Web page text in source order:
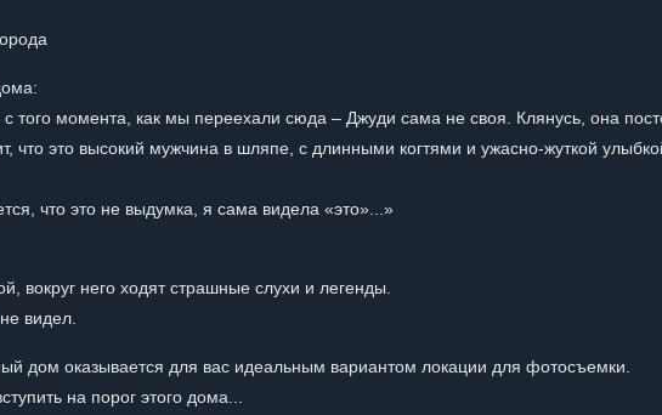
того момента, как мы переехали сюда – Джуди сама не своя. Клянусь, она
что это высокий мужчина в шляпе, с длинными когтями и ужасно-жуткой
что это не выдумка, я сама видела «это»...»
вокруг него ходят страшные слухи и легенды.
видел.
дом оказывается для вас идеальным вариантом локации для фотосъемки.
на порог этого дома...